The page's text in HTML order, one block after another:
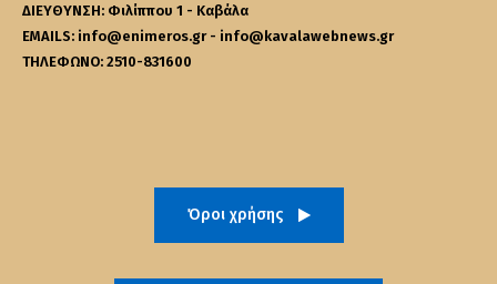
ΔΙΕΥΘΥΝΣΗ: Φιλίππου 1 - Καβάλα
EMAILS: info@enimeros.gr - info@kavalawebnews.gr
ΤΗΛΕΦΩΝΟ: 2510-831600
Όροι χρήσης